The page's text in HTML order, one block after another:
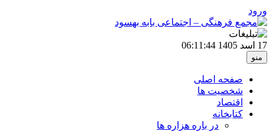
ورود
17 اسد 1405 06:11:44
منو
صفحه اصلی
شخصیت ها
اقتصاد
کتابخانه
در باره هزاره ها